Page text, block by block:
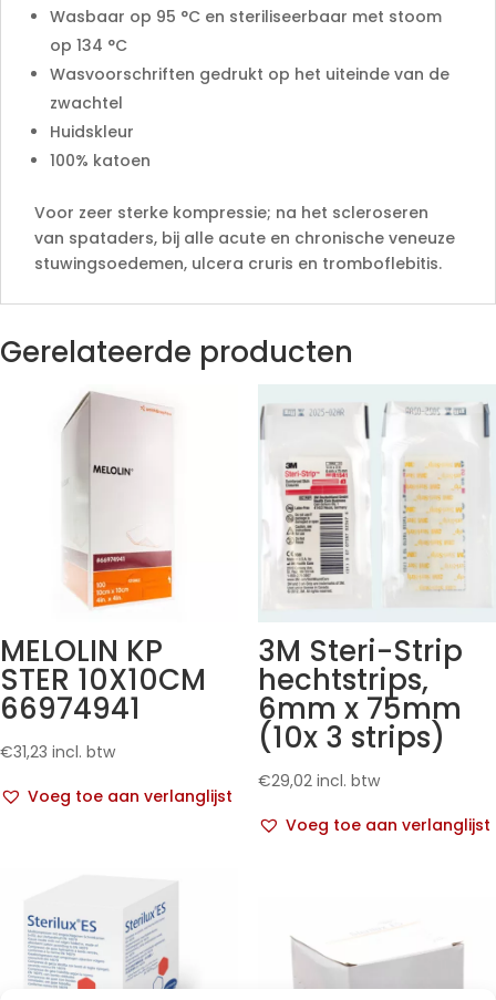
Wasbaar op 95 °C en steriliseerbaar met stoom
op 134 °C
Wasvoorschriften gedrukt op het uiteinde van de
zwachtel
Huidskleur
100% katoen
Voor zeer sterke kompressie; na het scleroseren
van spataders, bij alle acute en chronische veneuze
stuwingsoedemen, ulcera cruris en tromboflebitis.
Gerelateerde producten
MELOLIN KP
STER 10X10CM
66974941
€31,23 incl. btw
Voeg toe aan verlanglijst
3M Steri-Strip
hechtstrips,
6mm x 75mm
(10x 3 strips)
€29,02 incl. btw
Voeg toe aan verlanglijst